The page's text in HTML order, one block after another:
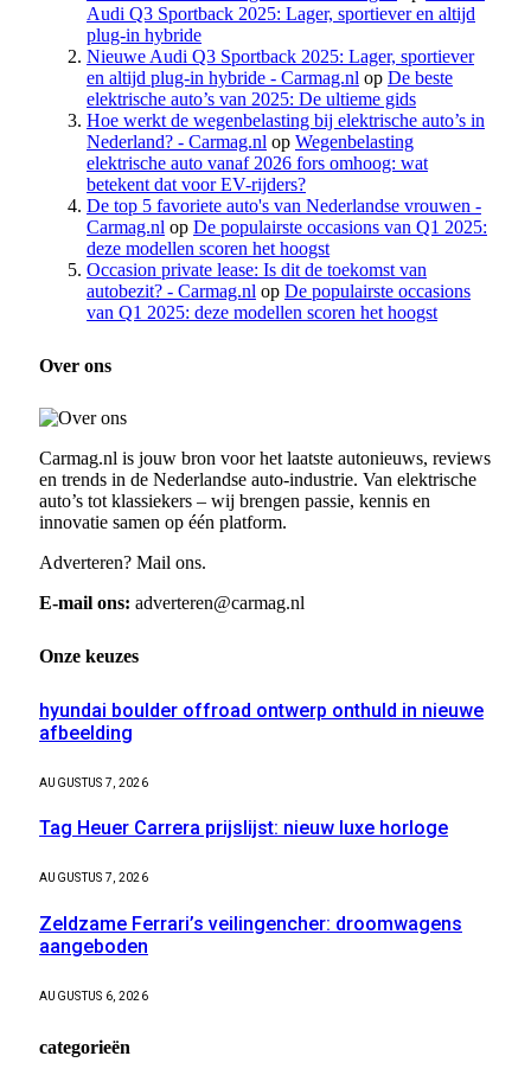
Audi Q3 Sportback 2025: Lager, sportiever en altijd
plug-in hybride
Nieuwe Audi Q3 Sportback 2025: Lager, sportiever
en altijd plug-in hybride - Carmag.nl op De beste
elektrische auto’s van 2025: De ultieme gids
Hoe werkt de wegenbelasting bij elektrische auto’s in
Nederland? - Carmag.nl op Wegenbelasting
elektrische auto vanaf 2026 fors omhoog: wat
betekent dat voor EV-rijders?
De top 5 favoriete auto's van Nederlandse vrouwen -
Carmag.nl op De populairste occasions van Q1 2025:
deze modellen scoren het hoogst
Occasion private lease: Is dit de toekomst van
autobezit? - Carmag.nl op De populairste occasions
van Q1 2025: deze modellen scoren het hoogst
Over ons
Carmag.nl is jouw bron voor het laatste autonieuws, reviews
en trends in de Nederlandse auto-industrie. Van elektrische
auto’s tot klassiekers – wij brengen passie, kennis en
innovatie samen op één platform.
Adverteren? Mail ons.
E-mail ons: adverteren@carmag.nl
Onze keuzes
hyundai boulder offroad ontwerp onthuld in nieuwe
afbeelding
AUGUSTUS 7, 2026
Tag Heuer Carrera prijslijst: nieuw luxe horloge
AUGUSTUS 7, 2026
Zeldzame Ferrari’s veilingencher: droomwagens
aangeboden
AUGUSTUS 6, 2026
categorieën